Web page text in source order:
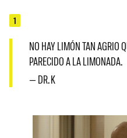
1
NO HAY LIMÓN TAN AGRIO
PARECIDO A LA LIMONADA.
— DR. K